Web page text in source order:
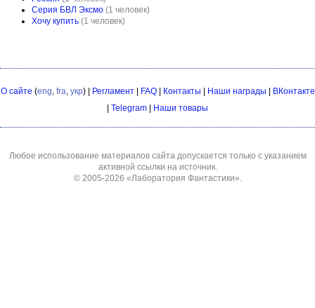
Серия БВЛ Эксмо (1 человек)
Хочу купить (1 человек)
О сайте (eng, fra, укр) | Регламент| FAQ| Контакты Наши награды
ВКонтакте
Telegram Наши товары
Любое использование материалов сайта допускается только с указанием
активной ссылки на источник.
© 2005-2026 «Лаборатория Фантастики».